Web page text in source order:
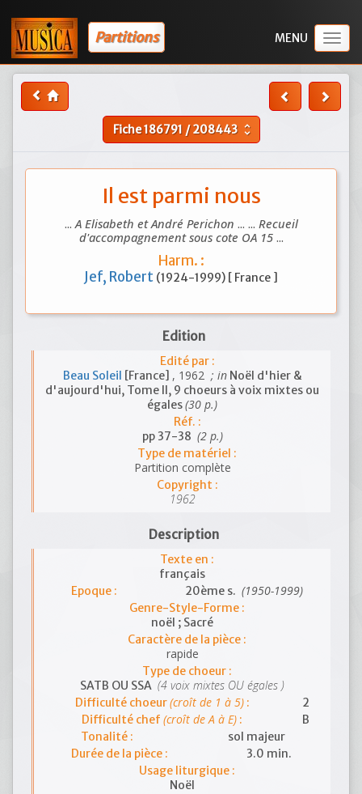
Partitions
Fiche186791/208443 unfold_more
Il est parmi nous
...A Elisabeth et André Perichon ... ... Recueil
d'accompagnement sous cote OA 15...
Harm. :
Jef, Robert (1924-1999) [ France ]
Edition
Edité par :
Beau Soleil [France] , 1962 ; inNoël d'hier &
d'aujourd'hui, Tome II, 9 choeurs à voix mixtes ou
égales(30 p.)
Réf. :
pp 37-38 (2 p.)
Type de matériel :
Partition complète
Copyright :
1962
Description
Texte en :
français
Epoque :
20ème s. (1950-1999)
Genre-Style-Forme :
noël ; Sacré
Caractère de la pièce :
rapide
Type de choeur :
SATB OU SSA (4 voix mixtes OU égales )
Difficulté choeur(croît de 1 à 5):
2
Difficulté chef(croît de A à E) :
B
Tonalité :
sol majeur
Durée de la pièce :
3.0 min.
Usage liturgique :
Noël